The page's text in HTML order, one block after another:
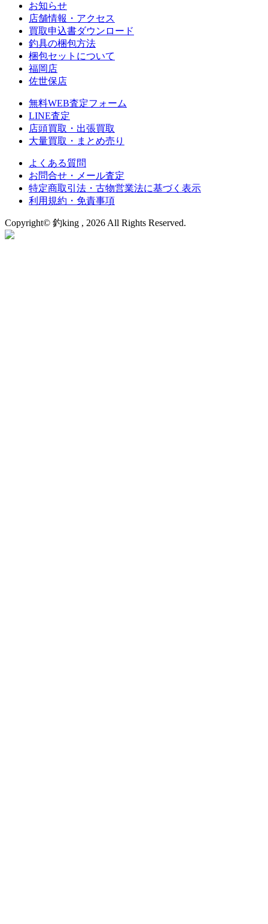
お知らせ
店舗情報・アクセス
買取申込書ダウンロード
釣具の梱包方法
梱包セットについて
福岡店
佐世保店
無料WEB査定フォーム
LINE査定
店頭買取・出張買取
大量買取・まとめ売り
よくある質問
お問合せ・メール査定
特定商取引法・古物営業法に基づく表示
利用規約・免責事項
Copyright© 釣king , 2026 All Rights Reserved.